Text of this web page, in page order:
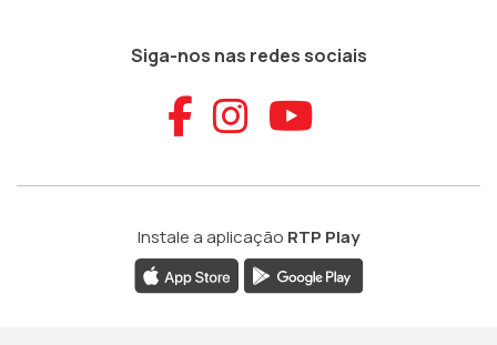
Siga-nos nas redes sociais
Aceder ao
Aceder ao
Aceder
Instale a aplicação RTP Play